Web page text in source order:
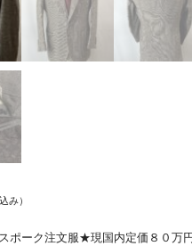
み）
ポーク注文服★現国内定価８０万